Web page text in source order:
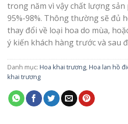
trong năm vì vậy chất lượng sản
95%-98%. Thông thường sẽ đủ
thay đổi về loại hoa do mùa,
ý kiến khách hàng trước và sau
Danh mục: Hoa khai trương,Hoa lan hồ
khai trương